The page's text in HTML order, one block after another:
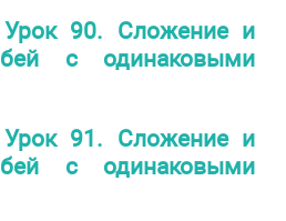
Урок 90. Сложение и
с одинаковыми
Урок 91. Сложение и
с одинаковыми